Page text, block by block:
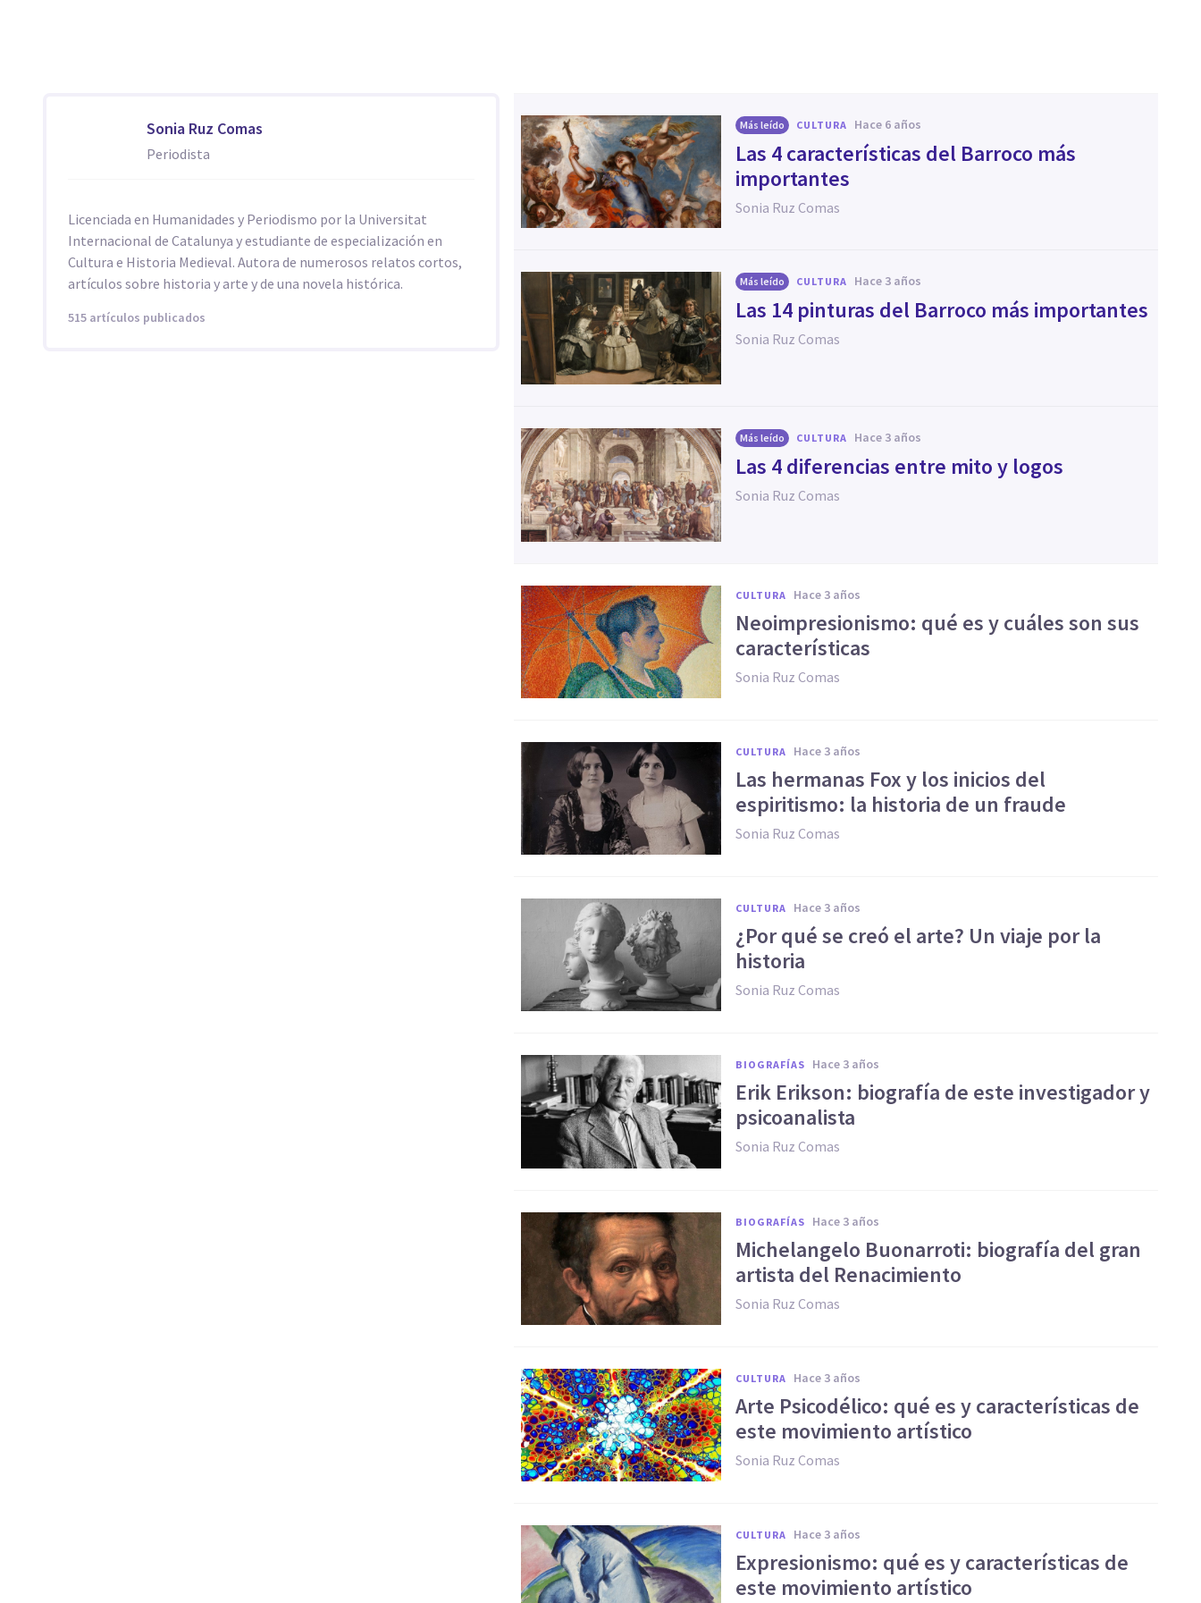
Sonia Ruz Comas
Periodista
Licenciada en Humanidades y Periodismo por la Universitat
Internacional de Catalunya y estudiante de especialización en
Cultura e Historia Medieval. Autora de numerosos relatos cortos,
artículos sobre historia y arte y de una novela histórica.
515 artículos publicados
Más leído CULTURA hace 6 años
Las 4 características del Barroco más
importantes
Sonia Ruz Comas
Más leído CULTURA hace 3 años
Las 14 pinturas del Barroco más importantes
Sonia Ruz Comas
Más leído CULTURA hace 3 años
Las 4 diferencias entre mito y logos
Sonia Ruz Comas
CULTURA hace 3 años
Neoimpresionismo: qué es y cuáles son sus
características
Sonia Ruz Comas
CULTURA hace 3 años
Las hermanas Fox y los inicios del
espiritismo: la historia de un fraude
Sonia Ruz Comas
CULTURA hace 3 años
¿Por qué se creó el arte? Un viaje por la
historia
Sonia Ruz Comas
BIOGRAFÍAS hace 3 años
Erik Erikson: biografía de este investigador y
psicoanalista
Sonia Ruz Comas
BIOGRAFÍAS hace 3 años
Michelangelo Buonarroti: biografía del gran
artista del Renacimiento
Sonia Ruz Comas
CULTURA hace 3 años
Arte Psicodélico: qué es y características de
este movimiento artístico
Sonia Ruz Comas
CULTURA hace 3 años
Expresionismo: qué es y características de
este movimiento artístico